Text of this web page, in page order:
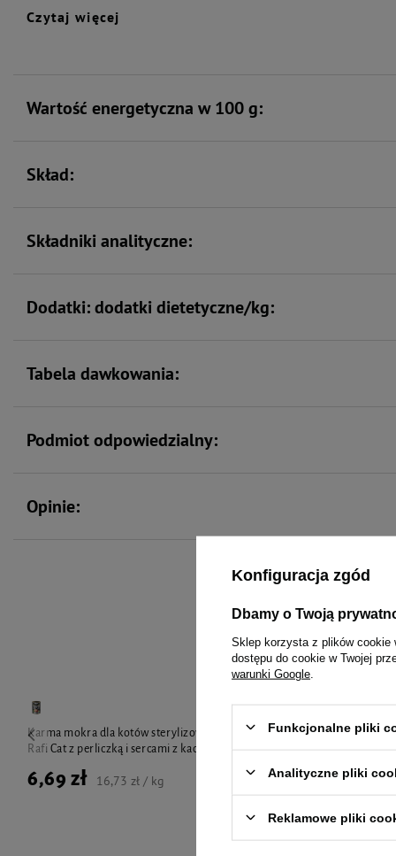
Czytaj więcej
Wartość energetyczna w 100 g:
Skład:
Składniki analityczne:
Dodatki: dodatki dietetyczne/kg:
Tabela dawkowania:
Podmiot odpowiedzialny:
Opinie:
To
Karma mokra dla kotów sterylizowanych Super
Rafi Cat z perliczką i sercami z kaczki 400 g
6,69 zł 16,73 zł / kg
Mokra karma
6,30 zł
Konfiguracja zgód
Dbamy o Twoją
Sklep korzysta z plików cookie
dostępu do cookie w Twojej
warunki Google
Funkcjonalne pliki
Analityczne pliki
Reklamowe pliki